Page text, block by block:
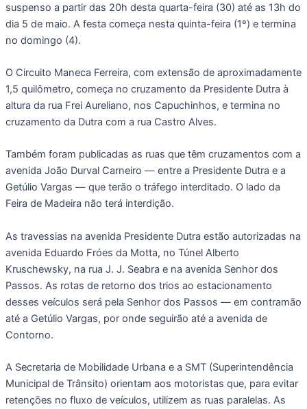
suspenso a partir das 20h desta quarta-feira (30) até as 13h do
dia 5 de maio. A festa começa nesta quinta-feira (1º) e termina
no domingo (4).
O Circuito Maneca Ferreira, com extensão de aproximadamente
1,5 quilômetro, começa no cruzamento da Presidente Dutra à
altura da rua Frei Aureliano, nos Capuchinhos, e termina no
cruzamento da Dutra com a rua Castro Alves.
Também foram publicadas as ruas que têm cruzamentos com a
avenida João Durval Carneiro — entre a Presidente Dutra e a
Getúlio Vargas — que terão o tráfego interditado. O lado da
Feira de Madeira não terá interdição.
As travessias na avenida Presidente Dutra estão autorizadas na
avenida Eduardo Fróes da Motta, no Túnel Alberto
Kruschewsky, na rua J. J. Seabra e na avenida Senhor dos
Passos. As rotas de retorno dos trios ao estacionamento
desses veículos será pela Senhor dos Passos — em contramão
até a Getúlio Vargas, por onde seguirão até a avenida de
Contorno.
A Secretaria de Mobilidade Urbana e a SMT (Superintendência
Municipal de Trânsito) orientam aos motoristas que, para evitar
retenções no fluxo de veículos, utilizem as ruas paralelas. As